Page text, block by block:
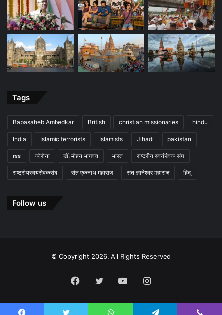
Tags
Babasaheb Ambedkar British christian missionaries hindu
India Islamic terrorists Islamists Jihadi pakistan
rss कोरोना डॉ. मोहन भागवत भारत राष्ट्रीय स्वयंसेवक संघ
राष्ट्रीयस्वयंसेवकसंघ संत एकनाथ महाराज संत ज्ञानेश्वर महाराज हिंदू
Follow us
© Copyright 2026, All Rights Reserved
Facebook
TwitterYouTubeInstagram